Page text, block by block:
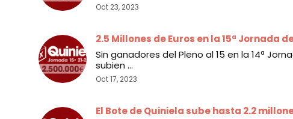
Oct 23, 2023
2.5 Millones de Euros en la 15ª Jornada
Sin ganadores del Pleno al 15 en la 14ª
subien ...
Oct 17, 2023
El Bote de Quiniela sube hasta 2.2